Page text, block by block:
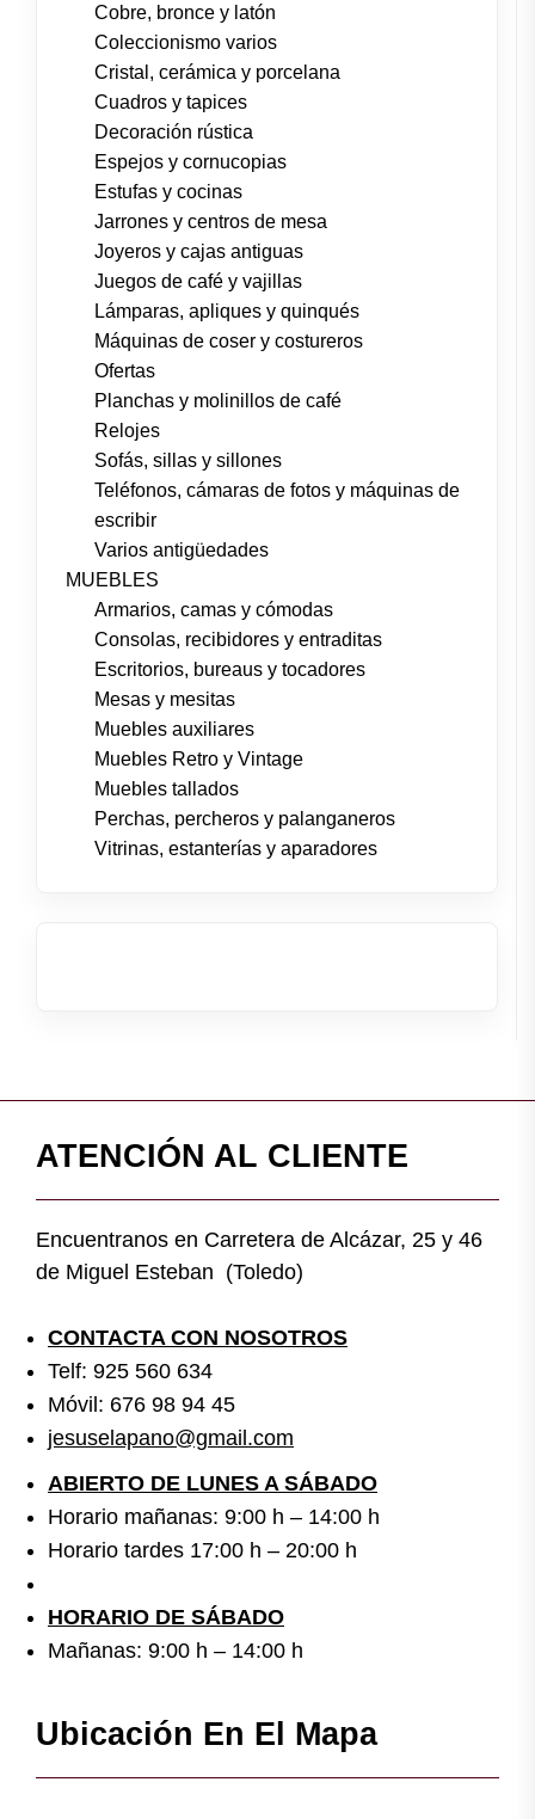
Cobre, bronce y latón
Coleccionismo varios
Cristal, cerámica y porcelana
Cuadros y tapices
Decoración rústica
Espejos y cornucopias
Estufas y cocinas
Jarrones y centros de mesa
Joyeros y cajas antiguas
Juegos de café y vajillas
Lámparas, apliques y quinqués
Máquinas de coser y costureros
Ofertas
Planchas y molinillos de café
Relojes
Sofás, sillas y sillones
Teléfonos, cámaras de fotos y máquinas de
escribir
Varios antigüedades
MUEBLES
Armarios, camas y cómodas
Consolas, recibidores y entraditas
Escritorios, bureaus y tocadores
Mesas y mesitas
Muebles auxiliares
Muebles Retro y Vintage
Muebles tallados
Perchas, percheros y palanganeros
Vitrinas, estanterías y aparadores
ATENCIÓN AL CLIENTE
Encuentranos en Carretera de Alcázar, 25 y 46
de Miguel Esteban (Toledo)
CONTACTA CON NOSOTROS
Telf: 925 560 634
Móvil: 676 98 94 45
jesuselapano@gmail.com
ABIERTO DE LUNES A SÁBADO
Horario mañanas: 9:00 h – 14:00 h
Horario tardes 17:00 h – 20:00 h
HORARIO DE SÁBADO
Mañanas: 9:00 h – 14:00 h
Ubicación En El Mapa